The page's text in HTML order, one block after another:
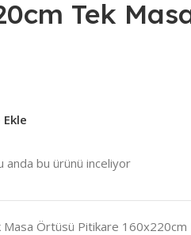
Tek
anda bu ürünü inceliyor
Masa Örtüsü Pitikare